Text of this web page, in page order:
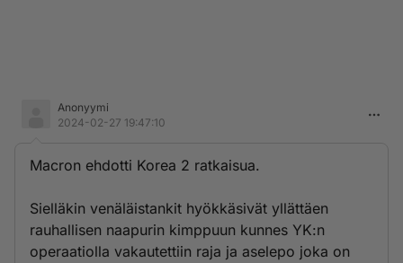
Anonyymi
2024-02-27 19:47:10
Macron ehdotti Korea 2 ratkaisua.
Sielläkin venäläistankit hyökkäsivät yllättäen
rauhallisen naapurin kimppuun kunnes YK:n
operaatiolla vakautettiin raja ja aselepo joka on